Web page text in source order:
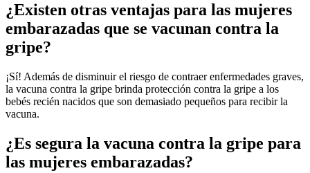
¿Existen otras ventajas para las mujeres
embarazadas que se​​ vacunan contra la
gripe?
¡Sí! Además de disminuir el riesgo de contraer enfermedades graves,
la vacuna contra la gripe brinda protección contra la gripe a los
bebés recién nacidos que son demasiado pequeños para recibir la
vacuna.
¿Es segura la vacuna contra la gripe para
las mujeres embarazadas?